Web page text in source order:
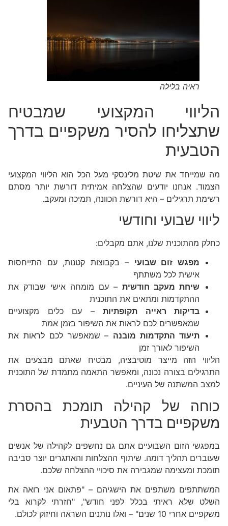
ראיה בלילה
הליווי המקצועי שמבטיח
שתצליחו להסיר משקפיים בדרך
הטבעית
מה שמייחד את שיטת מלינסקי מעל הכל הוא הליווי המקצועי
הצמוד. אנחנו יודעים שהצלחה אמיתית דורשת יותר מסתם
רשימת תרגילים – היא דורשת הכוונה, תמיכה ומעקב.
ליווי שבועי וחודשי
כחלק מהתוכנית שלנו, אתם מקבלים:
מפגש זום שבועי – בקבוצות קטנות, עם התייחסות
אישית לכל משתתף
שיחת מעקב חודשית – עם מומחה אישי שבודק את
ההתקדמות ומתאים את התוכנית
בדיקות ראייה תקופתיות – עם כלים מקצועיים
שמאפשרים לכם לראות את השיפור בזמן אמת
תיעוד התקדמות מובנה – שמאפשר לכם לראות את
השיפור לאורך זמן
הליווי הזה מייצר מוטיבציה, מבטיח שאתם מבצעים את
התרגילים בצורה נכונה, ומאפשר התאמה מתמדת של התוכנית
למצב המשתנה של העיניים.
כוחה של קהילה תומכת בהסרת
משקפיים בדרך הטבעית
במפגשי הזום השבועיים אתם גם נחשפים לקהילה של אנשים
שעוברים תהליך דומה. שיתוף ההצלחות והאתגרים יוצר סביבה
תומכת ומעצימה שמגבירה את סיכויי ההצלחה שלכם.
המשתתפים משתפים את הישגיהם – "פתאום אני רואה את
השלט שלא ראיתי בכלל לפני חודש", "חזרתי לקרוא בלי
משקפיים אחרי 10 שנים" – ואלו נותנים השראה וחיזוק לכולם.